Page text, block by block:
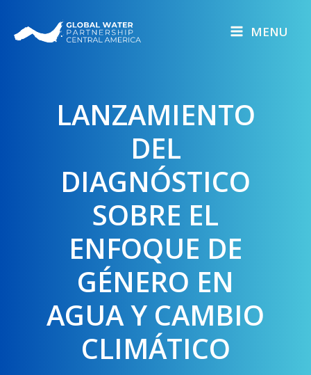
MENU
LANZAMIENTO
DEL
DIAGNÓSTICO
SOBRE EL
ENFOQUE DE
GÉNERO EN
AGUA Y CAMBIO
CLIMÁTICO